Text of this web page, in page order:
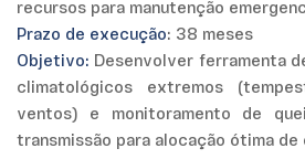
recursos para manutenção
Prazo de execução: 38 meses
Objetivo: Desenvolver ferramenta
climatológicos extremos
ventos) e monitoramento de
transmissão para alocação ótima de